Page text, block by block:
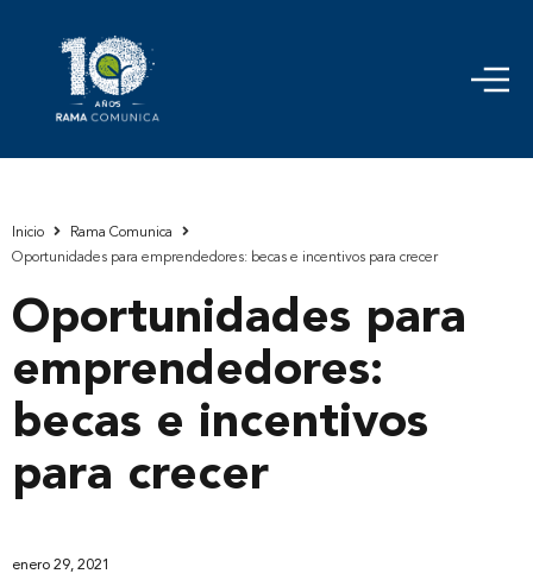
Inicio
Rama Comunica
Oportunidades para emprendedores: becas e incentivos para crecer
Oportunidades para
emprendedores:
becas e incentivos
para crecer
enero 29, 2021